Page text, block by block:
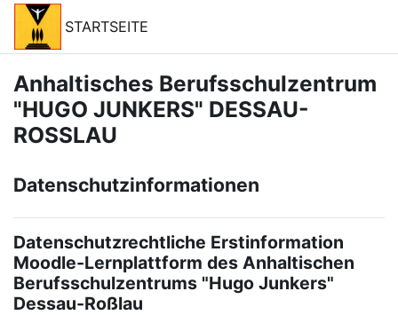
Salta al contenido principal
STARTSEITE
Anhaltisches Berufsschulzentrum
"HUGO JUNKERS" DESSAU-
ROSSLAU
Datenschutzinformationen
Datenschutzrechtliche Erstinformation
Moodle-Lernplattform des Anhaltischen
Berufsschulzentrums "Hugo Junkers"
Dessau-Roßlau